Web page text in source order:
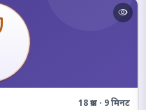
18 प्रश्न · 9 मिनट